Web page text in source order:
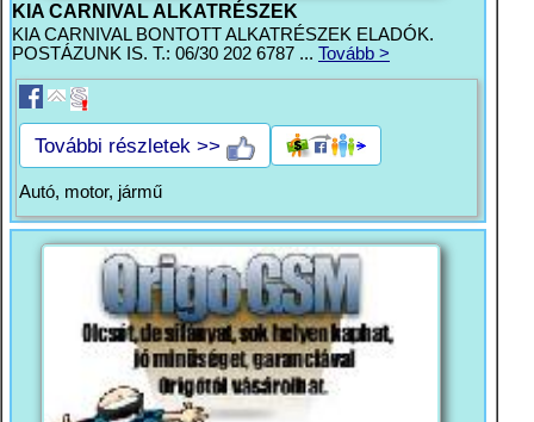
KIA CARNIVAL ALKATRÉSZEK
KIA CARNIVAL BONTOTT ALKATRÉSZEK ELADÓK.
POSTÁZUNK IS. T.: 06/30 202 6787 ... Tovább >
További részletek >>
Autó, motor, jármű